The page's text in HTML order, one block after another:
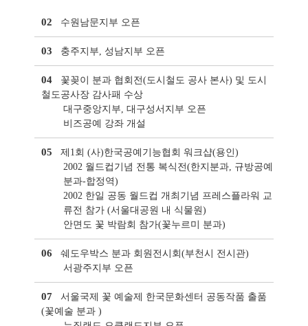
02 수원남문지부 오픈
03 충주지부, 성남지부 오픈
04
꽃꽂이 분과 협회전(도시철도 공사 본사) 및 도시
철도공사장 감사패 수상
대구중앙지부, 대구성서지부 오픈
비즈공예 강좌 개설
05
제1회 (사)한국공예기능협회 워크샵(용인)
2002 월드컵기념 전통 복식전(한지분과, 규방공예
분과-합정역)
2002 한일 공동 월드컵 개최기념 프레스플라워 교
류전 참가 (서울대공원 내 식물원)
안면도 꽃 박람회 참가(꽃누르미 분과)
06
쉐도우박스 분과 회원전시회(부천시 전시관)
서광주지부 오픈
07
서울국제 꽃 예술제 한국문화센터 공동작품 출품
(꽃예술 분과 )